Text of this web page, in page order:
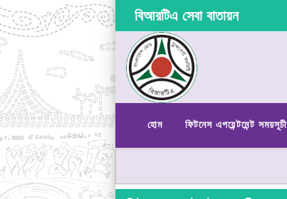
বিআরটিএ সেবা বাতায়ন
হোম ফিটনেস এপয়েন্টমেন্ট সময়সূচী